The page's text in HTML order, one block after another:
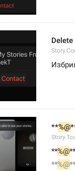
**%@
**%@
**%@